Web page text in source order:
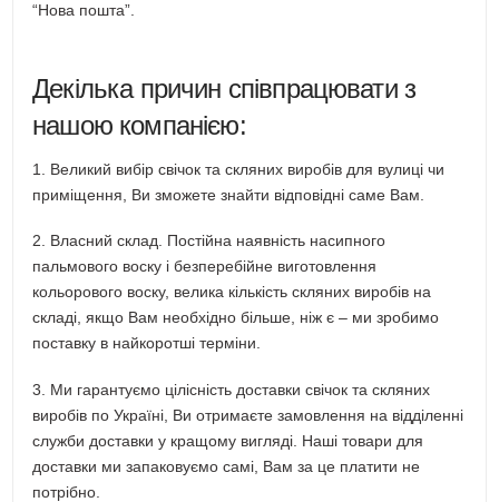
“Нова пошта”.
Декілька причин співпрацювати з
нашою компанією:
1. Великий вибір свічок та скляних виробів для вулиці чи
приміщення, Ви зможете знайти відповідні саме Вам.
2. Власний склад. Постійна наявність насипного
пальмового воску і безперебійне виготовлення
кольорового воску, велика кількість скляних виробів на
складі, якщо Вам необхідно більше, ніж є – ми зробимо
поставку в найкоротші терміни.
3. Ми гарантуємо цілісність доставки свічок та скляних
виробів по Україні, Ви отримаєте замовлення на відділенні
служби доставки у кращому вигляді. Наші товари для
доставки ми запаковуємо самі, Вам за це платити не
потрібно.